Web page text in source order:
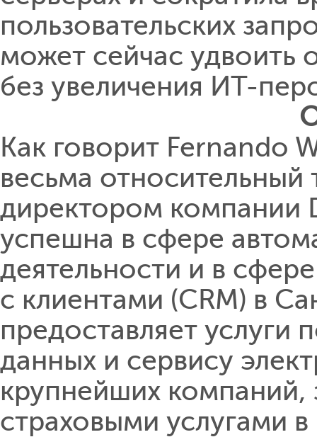
пользовательских
может сейчас
без увеличения ИТ-
Как говорит Fernando
весьма относительный
директором компании
успешна в сфере
деятельности и в
с клиентами (CRM) в
предоставляет услуги
данных и сервису
крупнейших
страховыми услугами